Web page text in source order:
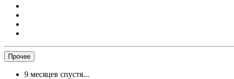
Прочее
9 месяцев спустя...